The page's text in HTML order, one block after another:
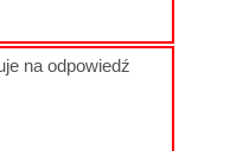
na odpowiedź